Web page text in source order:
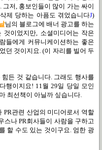
저, 홍보인들이 많이 가는 싸이
제 당하는 아픔도 겪었습니다J)
님의 블로그에 배너 광고를 하는
이었지만, 소셜미디어는 작은
들에게 커뮤니케이션하는 좋은
던 것이지요. (이 자리를 빌어 두
든 것 같습니다. 그래도 행사를
행이지요! 11월 29일 당일 모인
최선책이 아닐까 싶습니다.
PR관련 산업의 미디어로서 역할
스나 PR회사들이 사람을 구하고
할 수도 있는 것이구요. 엄한 광